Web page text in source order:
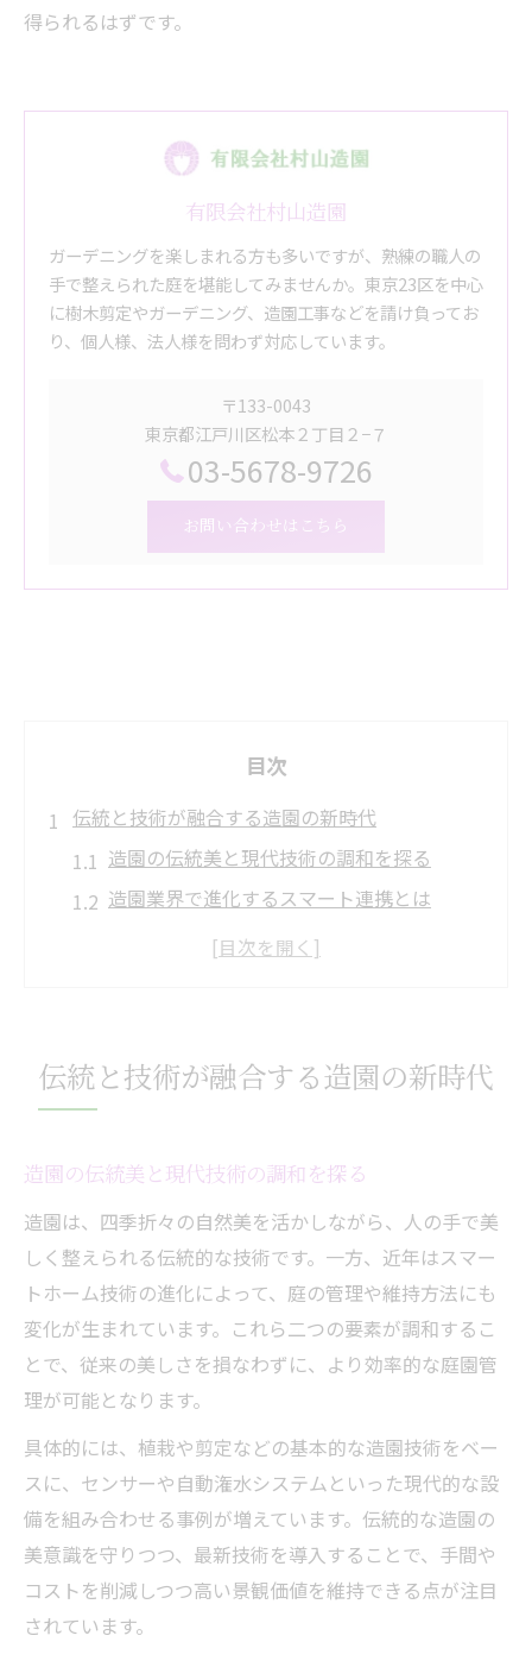
得られるはずです。
有限会社村山造園
ガーデニングを楽しまれる方も多いですが、熟練の職人の
手で整えられた庭を堪能してみませんか。東京23区を中心
に樹木剪定やガーデニング、造園工事などを請け負ってお
り、個人様、法人様を問わず対応しています。
〒133-0043
東京都江戸川区松本２丁目２−７
03-5678-9726
お問い合わせはこちら
目次
伝統と技術が融合する造園の新時代
造園の伝統美と現代技術の調和を探る
造園業界で進化するスマート連携とは
造園技術の革新が庭園管理を変える理由
スマートホーム導入で変わる庭管理の姿
造園とスマートホーム連携で管理を簡単に
スマート機能を活かした造園メンテナンス
法
日常管理が楽になる造園のスマート活用術
スマート導入が造園管理に与える影響とは
効率的な庭づくりに最適な造園活用法
造園で実現する効率的な庭づくりのコツ
スマート機器と造園手法の最適な組み合わ
せ
造園の専門知識を活かした管理効率化術
造園師に相談したい効率重視の庭づくり提
案
伝統と技術が融合する造園の新時代
造園の伝統美と現代技術の調和を探る
造園は、四季折々の自然美を活かしながら、人の手で美
しく整えられる伝統的な技術です。一方、近年はスマー
トホーム技術の進化によって、庭の管理や維持方法にも
変化が生まれています。これら二つの要素が調和するこ
とで、従来の美しさを損なわずに、より効率的な庭園管
理が可能となります。
具体的には、植栽や剪定などの基本的な造園技術をベー
スに、センサーや自動潅水システムといった現代的な設
備を組み合わせる事例が増えています。伝統的な造園の
美意識を守りつつ、最新技術を導入することで、手間や
コストを削減しつつ高い景観価値を維持できる点が注目
されています。